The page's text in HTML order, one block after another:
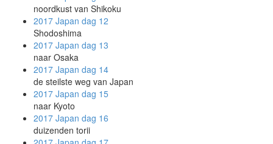
noordkust van Shikoku
2017 Japan dag 12
Shodoshima
2017 Japan dag 13
naar Osaka
2017 Japan dag 14
de steilste weg van Japan
2017 Japan dag 15
naar Kyoto
2017 Japan dag 16
duizenden torii